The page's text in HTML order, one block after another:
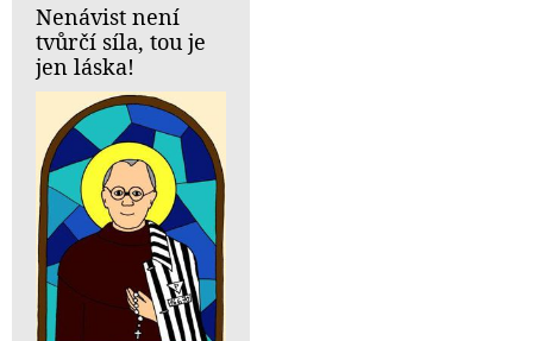
Nenávist není
tvůrčí síla, tou je
jen láska!